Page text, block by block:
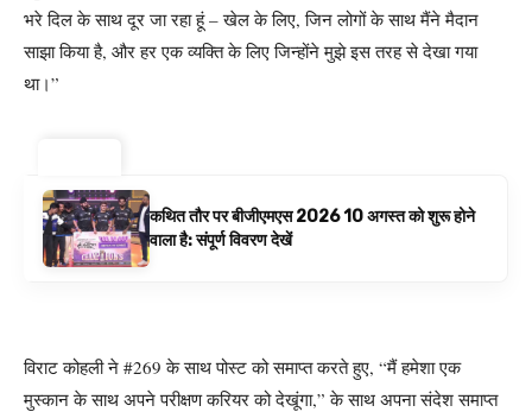
भरे दिल के साथ दूर जा रहा हूं – खेल के लिए, जिन लोगों के साथ मैंने मैदान
साझा किया है, और हर एक व्यक्ति के लिए जिन्होंने मुझे इस तरह से देखा गया
था।”
कथित तौर पर बीजीएमएस 2026 10 अगस्त को शुरू होने
वाला है: संपूर्ण विवरण देखें
विराट कोहली ने #269 के साथ पोस्ट को समाप्त करते हुए, “मैं हमेशा एक
मुस्कान के साथ अपने परीक्षण करियर को देखूंगा,” के साथ अपना संदेश समाप्त